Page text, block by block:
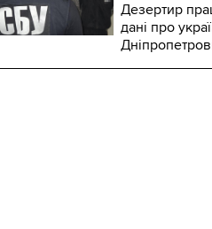
Дезертир
дані про